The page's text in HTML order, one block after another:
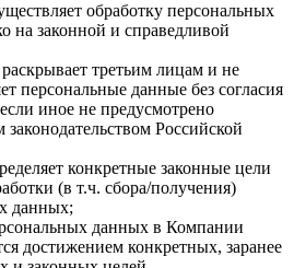
обработку персональных
на законной и справедливой
третьим лицам и не
персональные данные без согласия
иное не предусмотрено
Российской
конкретные законные цели
(в т.ч. сбора/получения)
данных;
данных в Компании
достижением конкретных, заранее